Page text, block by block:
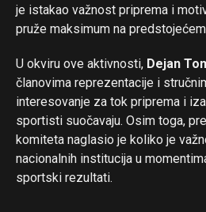
je istakao važnost priprema i
pruže maksimum na
U okviru ove aktivnosti, Dejan
članovima reprezentacije i
interesovanje za tok priprema i
sportisti suočavaju. Osim toga,
komiteta naglasio je koliko je
nacionalnih institucija u
sportski rezultati.